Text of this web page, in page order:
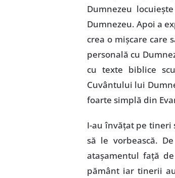
Dumnezeu
Dumnezeu. Apoi a
crea o mişcare care
personală cu
cu texte biblice
Cuvântului lui
foarte simplă din
I-au învăţat pe tineri
să le vorbească.
ataşamentul faţă
pământ iar tinerii